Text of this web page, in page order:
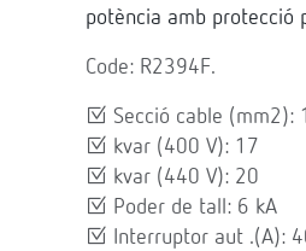
potència amb protecció
Code: R2394F.
Secció cable (mm2):
kvar (400 V): 17
kvar (440 V): 20
Poder de tall: 6 kA
Interruptor aut .(A):